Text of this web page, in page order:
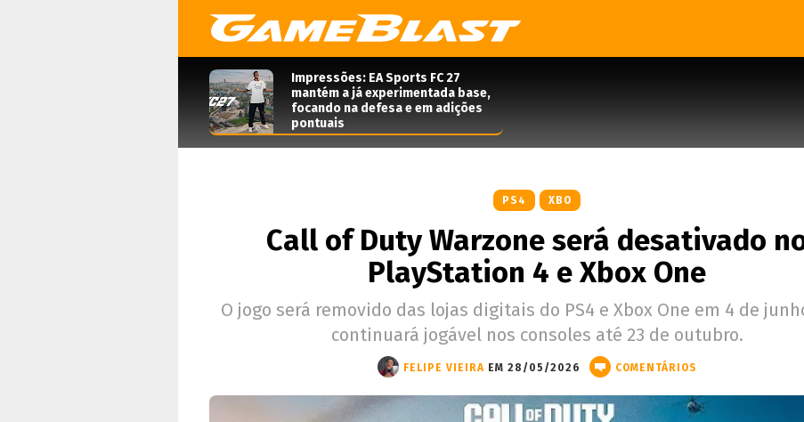
Impressões: EA Sports FC 27
mantém a já experimentada base,
focando na defesa e em adições
pontuais
PS4 XBO
Call of Duty Warzone será desativado
PlayStation 4 e Xbox One
O jogo será removido das lojas digitais do PS4 e Xbox One em 4 de
continuará jogável nos consoles até 23 de outubro.
FELIPE VIEIRA EM 28/05/2026 COMENTÁRIOS